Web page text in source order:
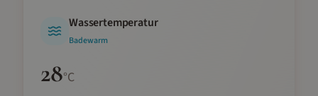
Wassertemperatur
Badewarm
28°C